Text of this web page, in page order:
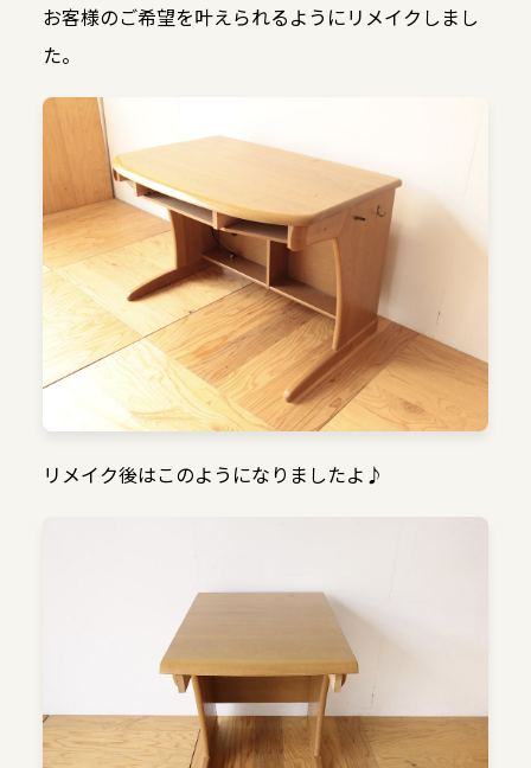
お客様のご希望を叶えられるようにリメイクしまし
た。
リメイク後はこのようになりましたよ♪